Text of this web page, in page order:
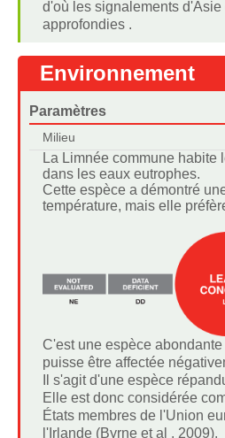
d'où les signalements
approfondies .
Environnement
Paramètres
Milieu
La Limnée commune habite
dans les eaux eutrophes.
Cette espèce a démontré
température, mais elle
C'est une espèce
puisse être affectée
Il s'agit d'une espèce
Elle est donc considérée
États membres de l'Union
l'Irlande (Byrne et al . 2009).